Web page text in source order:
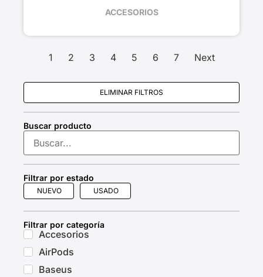
ELIMINAR FILTROS
Buscar producto
Filtrar por estado
NUEVO USADO
Filtrar por categoría
Accesorios
AirPods
Baseus
ACCESORIOS
1 2 3 4 5 6 7 Next